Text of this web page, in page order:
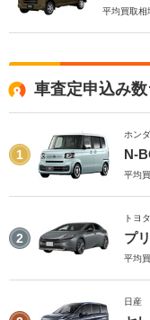
平均買取相
車査定申込み
1
ホンダ
N-
平均
2
トヨタ
プ
平均
日産